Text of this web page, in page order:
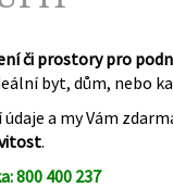
či prostory pro
byt, dům, nebo
a my Vám
.
800 400 237